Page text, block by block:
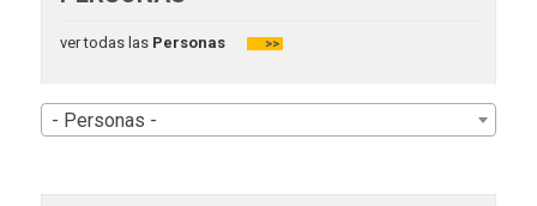
ver todas lasPersonas >>
- Personas -